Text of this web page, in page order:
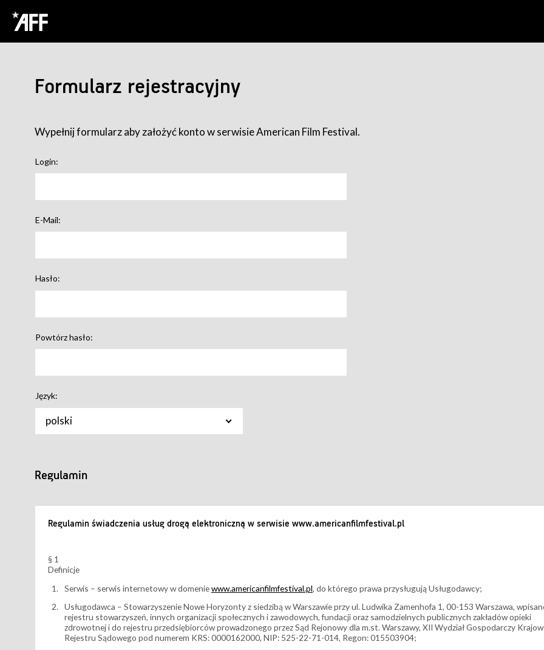
Formularz rejestracyjny
Wypełnij formularz aby założyć konto w serwisie American Film Festival.
Login:
E-Mail:
Hasło:
Powtórz hasło:
Język:
polski
Regulamin
Regulamin świadczenia usług drogą elektroniczną w serwisie www.americanfilmfestival.pl
§ 1
Definicje
Serwis – serwis internetowy w domeniewww.americanfilmfestival.pl, do którego prawa przysługują Usługodawcy;
Usługodawca – Stowarzyszenie Nowe Horyzonty z siedzibą w Warszawie przy ul. Ludwika Zamenhofa 1, 00-153 Warszawa,
rejestru stowarzyszeń, innych organizacji społecznych i zawodowych, fundacji oraz samodzielnych publicznych zakładów opieki
zdrowotnej i do rejestru przedsiębiorców prowadzonego przez Sąd Rejonowy dla m.st. Warszawy, XII Wydział Gospodarczy
Rejestru Sądowego pod numerem KRS: 0000162000, NIP: 525-22-71-014, Regon: 015503904;